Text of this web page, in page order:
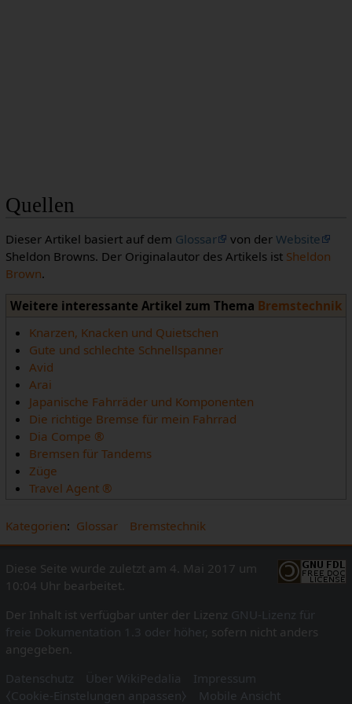
Quellen
Dieser Artikel basiert auf dem Glossar von der Website
Sheldon Browns. Der Originalautor des Artikels ist Sheldon
Brown.
Weitere interessante Artikel zum Thema Bremstechnik
Knarzen, Knacken und Quietschen
Gute und schlechte Schnellspanner
Avid
Arai
Japanische Fahrräder und Komponenten
Die richtige Bremse für mein Fahrrad
Dia Compe ®
Bremsen für Tandems
Züge
Travel Agent ®
Kategorien: Glossar Bremstechnik
Diese Seite wurde zuletzt am 4. Mai 2017 um
10:04 Uhr bearbeitet.
Der Inhalt ist verfügbar unter der Lizenz GNU-Lizenz für
freie Dokumentation 1.3 oder höher , sofern nicht anders
angegeben.
Datenschutz
Über WikiPedalia
Impressum
⧼Cookie-Einstelungen anpassen⧽
Mobile Ansicht